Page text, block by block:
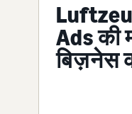
Ads की
बिज़नेस